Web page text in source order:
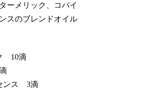
ーメリック、コパイ
スのブレンドオイル
10滴
ンス 3滴